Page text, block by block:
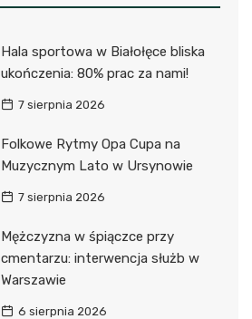
Hala sportowa w Białołęce bliska
ukończenia: 80% prac za nami!
7 sierpnia 2026
Folkowe Rytmy Opa Cupa na
Muzycznym Lato w Ursynowie
7 sierpnia 2026
Mężczyzna w śpiączce przy
cmentarzu: interwencja służb w
Warszawie
6 sierpnia 2026